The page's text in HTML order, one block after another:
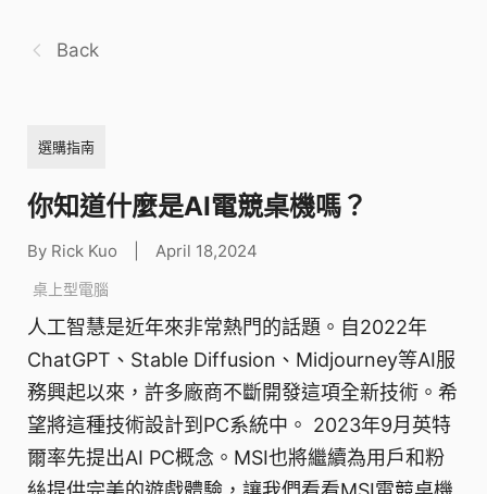
Back
選購指南
你知道什麼是AI電競桌機嗎？
By Rick Kuo April 18,2024
桌上型電腦
人工智慧是近年來非常熱門的話題。自2022年
ChatGPT、Stable Diffusion、Midjourney等AI服
務興起以來，許多廠商不斷開發這項全新技術。希
望將這種技術設計到PC系統中。 2023年9月英特
爾率先提出AI PC概念。MSI也將繼續為用戶和粉